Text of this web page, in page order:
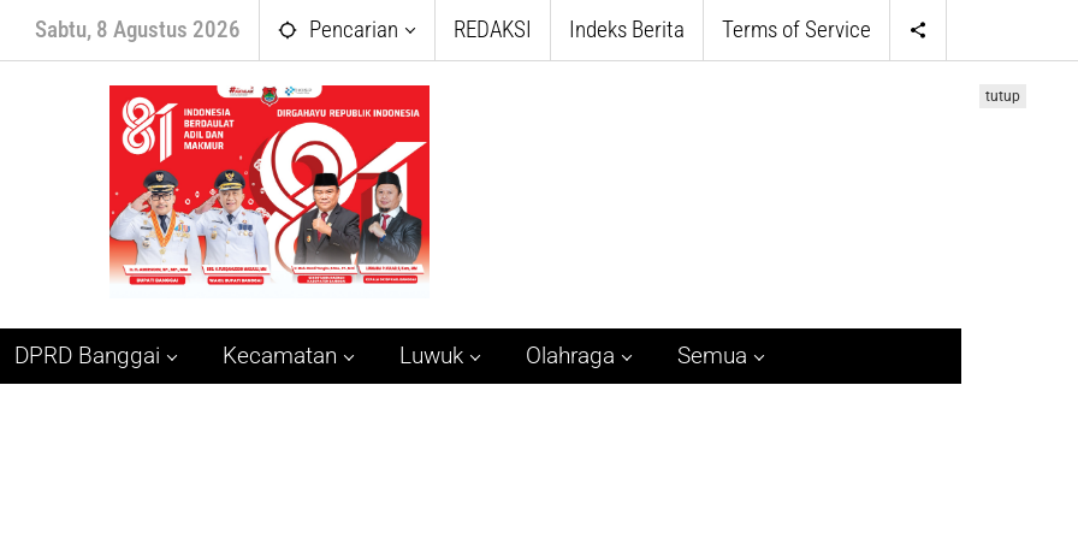
Sabtu, 8 Agustus 2026 Pencarian REDAKSI Indeks Berita Terms of Service
DPRD Banggai Kecamatan Luwuk Olahraga Semua
tutup